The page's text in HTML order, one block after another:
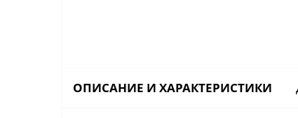
ОПИСАНИЕ И ХАРАКТЕРИСТИКИ